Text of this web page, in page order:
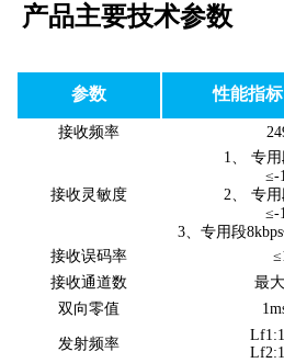
产品主要技术参数
参数 性能指标
接收频率
接收灵敏度
1、 专
≤-
2、 专
≤-
3、专用段
接收误码率
接收通道数
最
双向零值
发射频率